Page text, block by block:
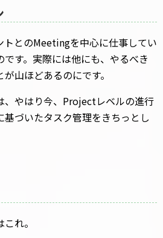
トとのMeetingを中心に仕事してい
す。実際には他にも、やるべき
山ほどあるのにです。
、やはり今、Projectレベルの進行
づいたタスク管理をきちっとし
れ。